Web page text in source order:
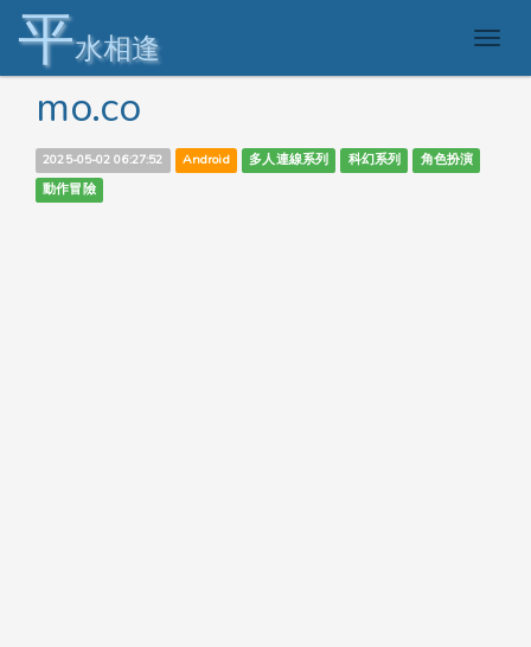
平水相逢
mo.co
2025-05-02 06:27:52 Android 多人連線系列 科幻系列
角色扮演
動作冒險